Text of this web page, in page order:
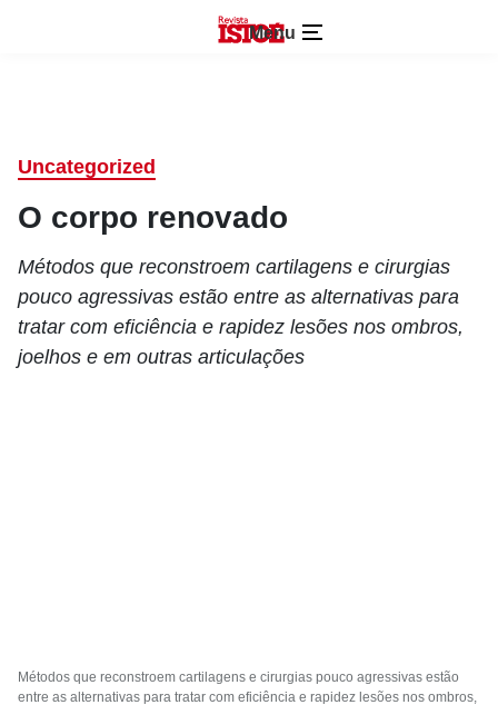
Menu
Uncategorized
O corpo renovado
Métodos que reconstroem cartilagens e cirurgias
pouco agressivas estão entre as alternativas para
tratar com eficiência e rapidez lesões nos ombros,
joelhos e em outras articulações
Métodos que reconstroem cartilagens e cirurgias pouco agressivas estão
entre as alternativas para tratar com eficiência e rapidez lesões nos ombros,